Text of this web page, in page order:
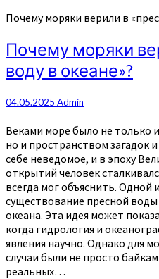
Почему моряки верили в
Почему моряки
воду в океане»?
04.05.2025 Admin
Веками море было не только
но и пространством загадок
себе неведомое, и в эпоху
открытий человек
всегда мог объяснить. Одной
существование пресной
океана. Эта идея может
когда гидрология и
явления научно. Однако для
случаи были не просто
реальных…